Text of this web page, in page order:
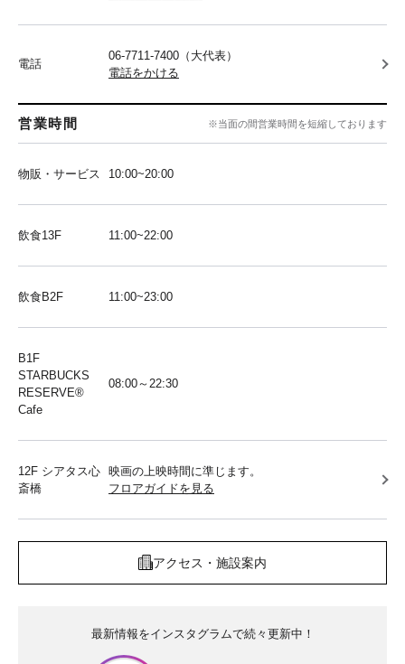
電話
06-7711-7400（大代表）
電話をかける
営業時間 ※当面の間営業時間を短縮しております
物販・サービス 10:00~20:00
飲食13F 11:00~22:00
飲食B2F 11:00~23:00
B1F
STARBUCKS
RESERVE®︎
Cafe
08:00～22:30
12F シアタス心
斎橋
映画の上映時間に準じます。
フロアガイドを見る
アクセス・施設案内
最新情報をインスタグラムで続々更新中！